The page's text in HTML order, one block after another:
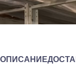
ОПИСАНИЕ